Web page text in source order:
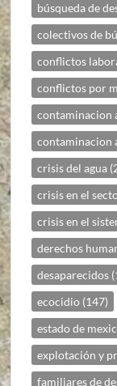
búsqueda de
colectivos de
conflictos
conflictos por
contaminacion
contaminacion
crisis del agua
crisis en el
crisis en el
derechos
desaparecidos
ecocidio (147)
estado de
explotación y
familiares de